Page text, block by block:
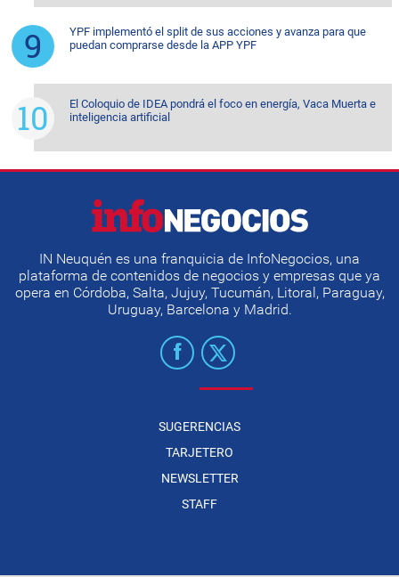
YPF implementó el split de sus acciones y avanza para que
puedan comprarse desde la APP YPF
El Coloquio de IDEA pondrá el foco en energía, Vaca Muerta e
inteligencia artificial
IN Neuquén es una franquicia de InfoNegocios, una
plataforma de contenidos de negocios y empresas que ya
opera en Córdoba, Salta, Jujuy, Tucumán, Litoral, Paraguay,
Uruguay, Barcelona y Madrid.
SUGERENCIAS
TARJETERO
NEWSLETTER
STAFF